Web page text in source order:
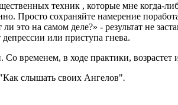
техник , которые мне когда-
Просто сохраняйте намерение
это на самом деле?» - результат не
или приступа гнева.
временем, в ходе практики,
слышать своих Ангелов".